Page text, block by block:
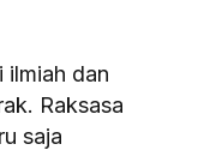
ilmiah dan
Raksasa
saja